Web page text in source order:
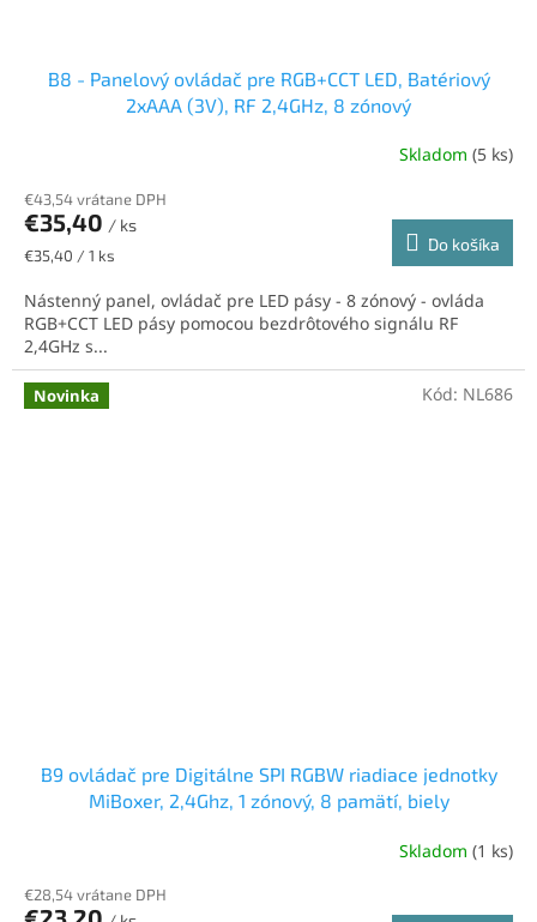
B8 - Panelový ovládač pre RGB+CCT LED, Batériový
2xAAA (3V), RF 2,4GHz, 8 zónový
Skladom (5 ks)
€43,54 vrátane DPH
€35,40 / ks
Jednotková
€35,40 / 1 ks
Do košíka
Nástenný panel, ovládač pre LED pásy - 8 zónový - ovláda
RGB+CCT LED pásy pomocou bezdrôtového signálu RF
2,4GHz s...
Novinka
B9 ovládač pre Digitálne SPI RGBW riadiace jednotky
MiBoxer, 2,4Ghz, 1 zónový, 8 pamätí, biely
Skladom (1 ks)
€28,54 vrátane DPH
Kód: NL686